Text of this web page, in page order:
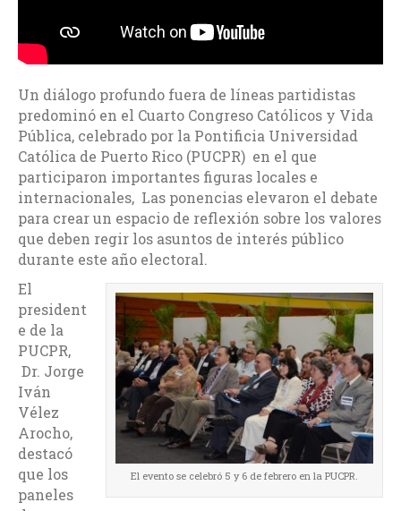
Un diálogo profundo fuera de líneas partidistas
predominó en el Cuarto Congreso Católicos y Vida
Pública, celebrado por la Pontificia Universidad
Católica de Puerto Rico (PUCPR) en el que
participaron importantes figuras locales e
internacionales, Las ponencias elevaron el debate
para crear un espacio de reflexión sobre los valores
que deben regir los asuntos de interés público
durante este año electoral.
El evento se celebró 5 y 6 de febrero en la PUCPR.
El
president
e de la
PUCPR,
Dr. Jorge
Iván
Vélez
Arocho,
destacó
que los
paneles